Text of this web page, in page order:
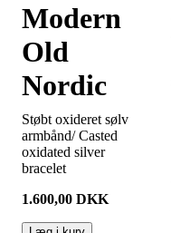
Modern
Old
Nordic
Støbt oxideret sølv
armbånd/ Casted
oxidated silver
bracelet
1.600,00 DKK